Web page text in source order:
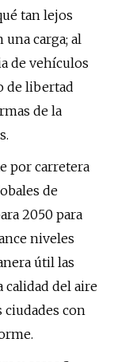
tan lejos
carga; al
de vehículos
de libertad
de la
por carretera
de
2050 para
niveles
útil las
calidad del aire
ciudades con